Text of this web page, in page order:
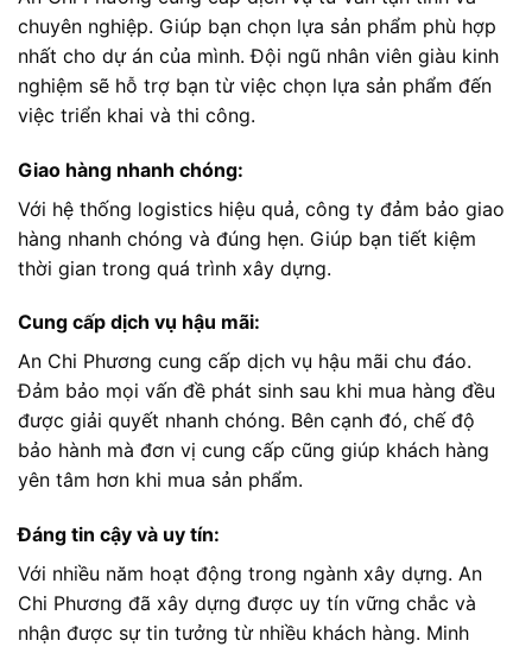
chuyên nghiệp. Giúp bạn chọn lựa sản phẩm phù hợp
nhất cho dự án của mình. Đội ngũ nhân viên giàu kinh
nghiệm sẽ hỗ trợ bạn từ việc chọn lựa sản phẩm đến
việc triển khai và thi công.
Giao hàng nhanh chóng:
Với hệ thống logistics hiệu quả, công ty đảm bảo giao
hàng nhanh chóng và đúng hẹn. Giúp bạn tiết kiệm
thời gian trong quá trình xây dựng.
Cung cấp dịch vụ hậu mãi:
An Chi Phương cung cấp dịch vụ hậu mãi chu đáo.
Đảm bảo mọi vấn đề phát sinh sau khi mua hàng đều
được giải quyết nhanh chóng. Bên cạnh đó, chế độ
bảo hành mà đơn vị cung cấp cũng giúp khách hàng
yên tâm hơn khi mua sản phẩm.
Đáng tin cậy và uy tín:
Với nhiều năm hoạt động trong ngành xây dựng. An
Chi Phương đã xây dựng được uy tín vững chắc và
nhận được sự tin tưởng từ nhiều khách hàng. Minh